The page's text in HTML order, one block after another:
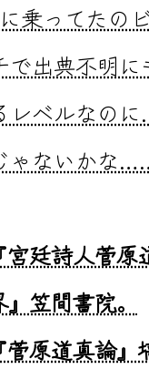
乗ってたの
出典不明
レベルなの
ゃないかな
宮廷詩人菅
笠間書院。
菅原道真論』